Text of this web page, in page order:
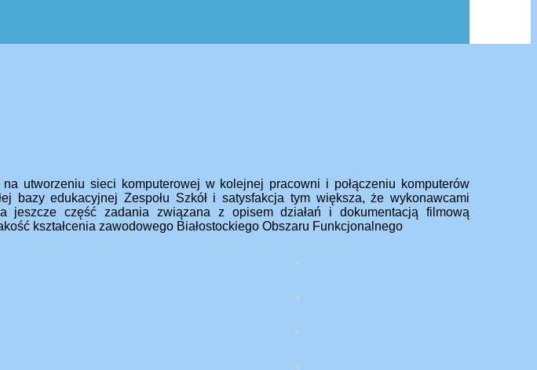
utworzeniu sieci komputerowej w kolejnej pracowni i połączeniu komputerów
bazy edukacyjnej Zespołu Szkół i satysfakcja tym większa, że wykonawcami
część zadania związana z opisem działań i dokumentacją filmową
kształcenia zawodowego Białostockiego Obszaru Funkcjonalnego